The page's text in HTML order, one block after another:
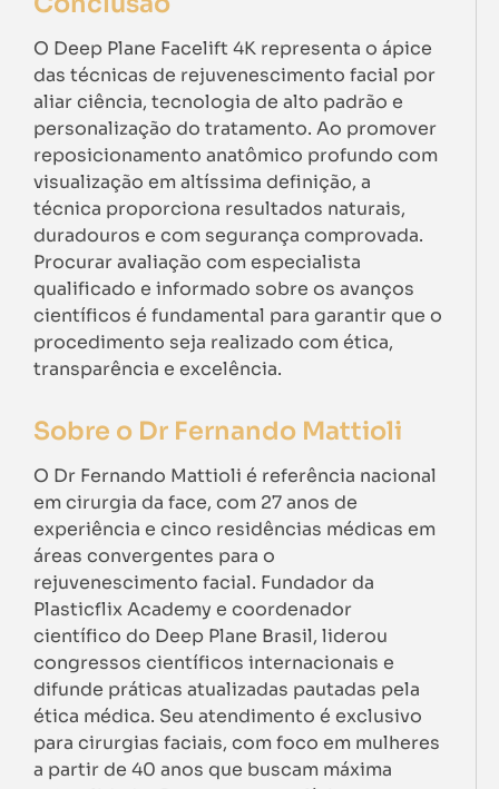
O Deep Plane Facelift 4K representa o ápice
das técnicas de rejuvenescimento facial por
aliar ciência, tecnologia de alto padrão e
personalização do tratamento. Ao promover
reposicionamento anatômico profundo com
visualização em altíssima definição, a
técnica proporciona resultados naturais,
duradouros e com segurança comprovada.
Procurar avaliação com especialista
qualificado e informado sobre os avanços
científicos é fundamental para garantir que o
procedimento seja realizado com ética,
transparência e excelência.
Sobre o Dr Fernando Mattioli
O Dr Fernando Mattioli é referência nacional
em cirurgia da face, com 27 anos de
experiência e cinco residências médicas em
áreas convergentes para o
rejuvenescimento facial. Fundador da
Plasticflix Academy e coordenador
científico do Deep Plane Brasil, liderou
congressos científicos internacionais e
difunde práticas atualizadas pautadas pela
ética médica. Seu atendimento é exclusivo
para cirurgias faciais, com foco em mulheres
a partir de 40 anos que buscam máxima